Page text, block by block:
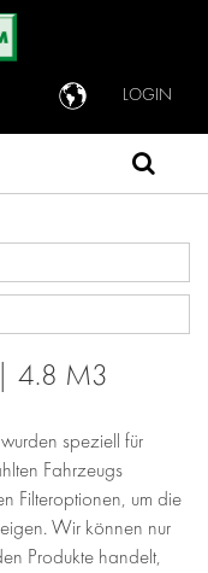
LOGIN
4.8 M3
speziell für
Fahrzeugs
Filteroptionen, um die
Wir können nur
Produkte handelt,